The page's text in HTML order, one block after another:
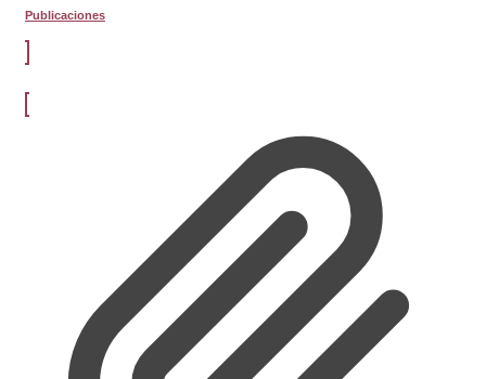
Publicaciones